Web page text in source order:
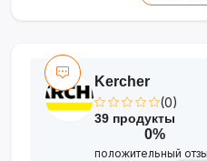
Kercher
(0)
39 продукты
0%
положительный